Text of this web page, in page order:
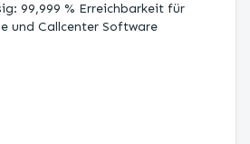
99,999 % Erreichbarkeit für
und Callcenter Software